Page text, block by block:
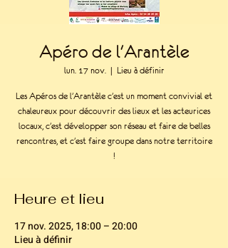
Apéro de l'Arantèle
lun. 17 nov.
  |
Lieu à définir
Les Apéros de l'Arantèle c'est un moment convivial et
chaleureux pour découvrir des lieux et les acteurices
locaux, c'est développer son réseau et faire de belles
rencontres, et c'est faire groupe dans notre territoire
!
Heure et lieu
17 nov. 2025, 18:00 – 20:00
Lieu à définir